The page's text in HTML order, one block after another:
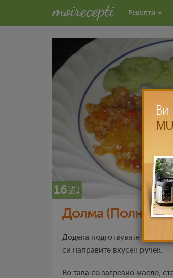
Рецепти
16 сеп
2014
Долма (Полнети
Додека подготвувате ајвар,
си направите вкусен ручек.
Во тава со загреано масло,